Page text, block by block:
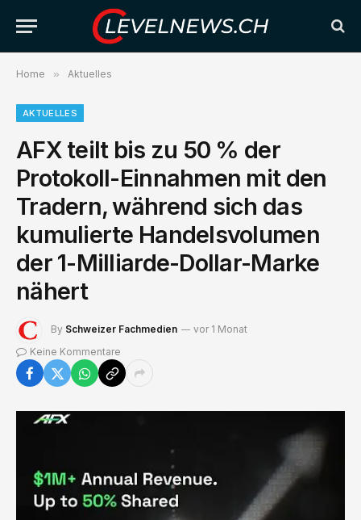
Home » Aktuelles
AKTUELLES
AFX teilt bis zu 50 % der
Protokoll-Einnahmen mit den
Tradern, während sich das
kumulierte Handelsvolumen
der 1-Milliarde-Dollar-Marke
nähert
By Schweizer Fachmedien
vor 1 Monat
Keine Kommentare